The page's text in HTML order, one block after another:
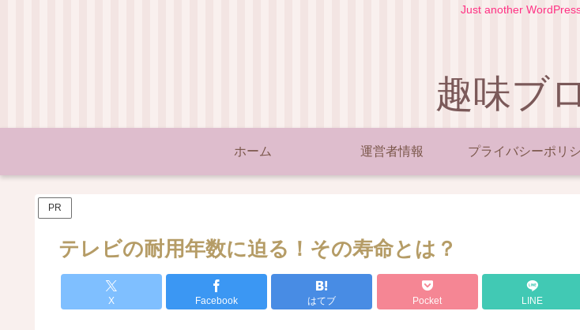
Just another
趣味ブ
ホーム 運営者情報 プライバシーポリ
PR
テレビの耐用年数に迫る！その寿命とは？
X Facebook はてブ Pocket LINE